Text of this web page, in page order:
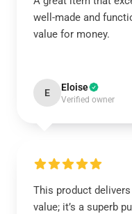
well-made and
value for money.
E Eloise
Verified owner
This product
value; it’s a superb